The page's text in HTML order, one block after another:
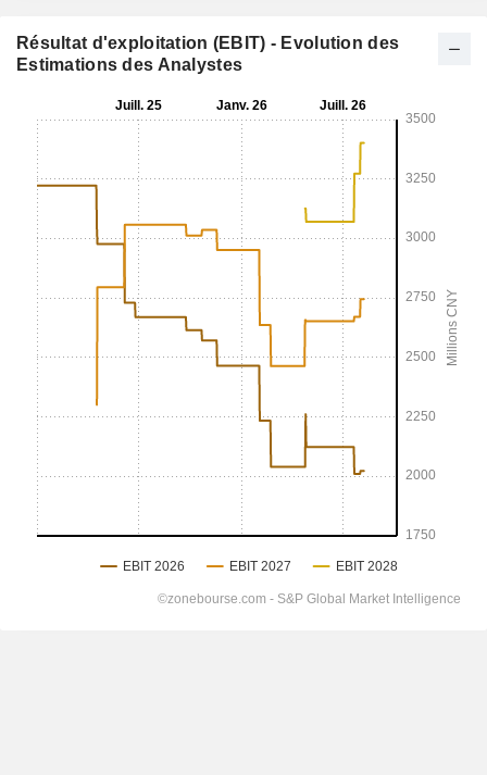
Résultat d'exploitation (EBIT) - Evolution des
Estimations des Analystes